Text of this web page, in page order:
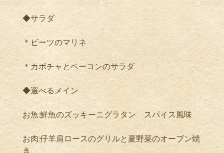
◆サラダ
＊ビーツのマリネ
＊カボチャとベーコンのサラダ
◆選べるメイン
お魚:鮮魚のズッキーニグラタン スパイス風味
お肉:仔羊肩ロースのグリルと夏野菜のオーブン焼
き